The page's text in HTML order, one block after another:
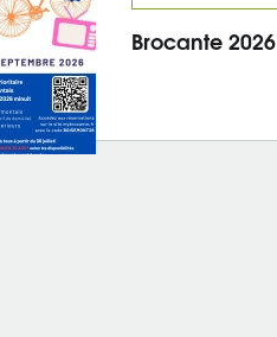
Brocante 2026